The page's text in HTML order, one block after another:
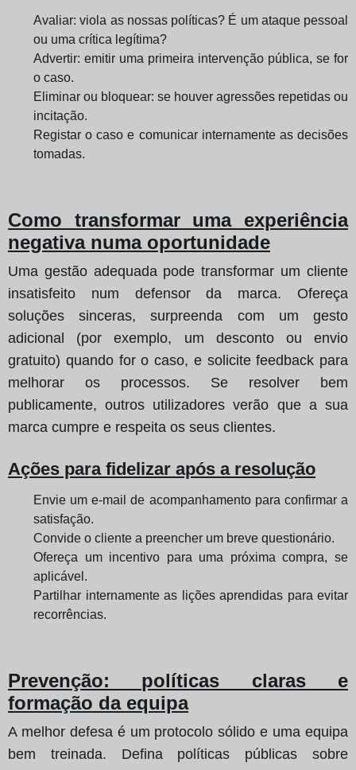
Avaliar: viola as nossas políticas? É um ataque pessoal
ou uma crítica legítima?
Advertir: emitir uma primeira intervenção pública, se for
o caso.
Eliminar ou bloquear: se houver agressões repetidas ou
incitação.
Registar o caso e comunicar internamente as decisões
tomadas.
Como transformar uma experiência
negativa numa oportunidade
Uma gestão adequada pode transformar um cliente
insatisfeito num defensor da marca. Ofereça
soluções sinceras, surpreenda com um gesto
adicional (por exemplo, um desconto ou envio
gratuito) quando for o caso, e solicite feedback para
melhorar os processos. Se resolver bem
publicamente, outros utilizadores verão que a sua
marca cumpre e respeita os seus clientes.
Ações para fidelizar após a resolução
Envie um e-mail de acompanhamento para confirmar a
satisfação.
Convide o cliente a preencher um breve questionário.
Ofereça um incentivo para uma próxima compra, se
aplicável.
Partilhar internamente as lições aprendidas para evitar
recorrências.
Prevenção: políticas claras e
formação da equipa
A melhor defesa é um protocolo sólido e uma equipa
bem treinada. Defina políticas públicas sobre